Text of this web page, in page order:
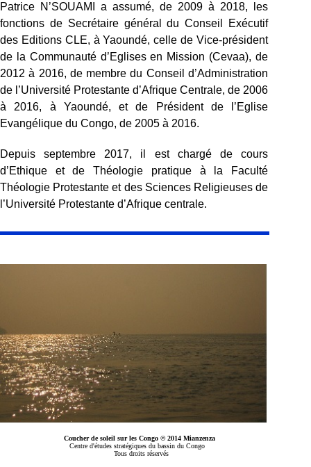
Patrice N’SOUAMI a assumé, de 2009 à 2018, les
fonctions de Secrétaire général du Conseil Exécutif
des Editions CLE, à Yaoundé, celle de Vice-président
de la Communauté d’Eglises en Mission (Cevaa), de
2012 à 2016, de membre du Conseil d’Administration
de l’Université Protestante d’Afrique Centrale, de 2006
à 2016, à Yaoundé, et de Président de l’Eglise
Evangélique du Congo, de 2005 à 2016.
Depuis septembre 2017, il est chargé de cours
d’Ethique et de Théologie pratique à la Faculté
Théologie Protestante et des Sciences Religieuses de
l’Université Protestante d’Afrique centrale.
Coucher de soleil sur les Congo© 2014 Mianzenza
Centre d'études stratégiques du bassin du Congo
Tous droits réservés